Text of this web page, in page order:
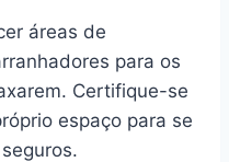
áreas de
para os
Certifique-se
espaço para se